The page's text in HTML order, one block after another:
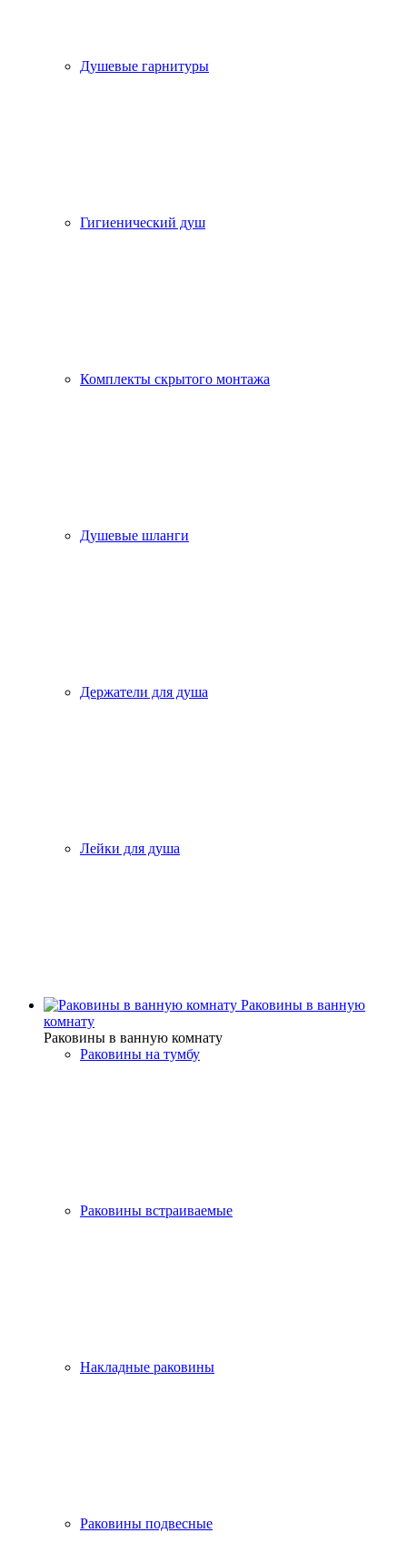
Душевые гарнитуры
Гигиенический душ
Комплекты скрытого монтажа
Душевые шланги
Держатели для душа
Лейки для душа
Раковины в ванную
комнату
Раковины в ванную комнату
Раковины на тумбу
Раковины встраиваемые
Накладные раковины
Раковины подвесные